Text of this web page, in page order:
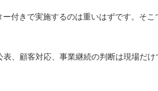
付きで実施するのは重いはずです。そこ
、顧客対応、事業継続の判断は現場だけ